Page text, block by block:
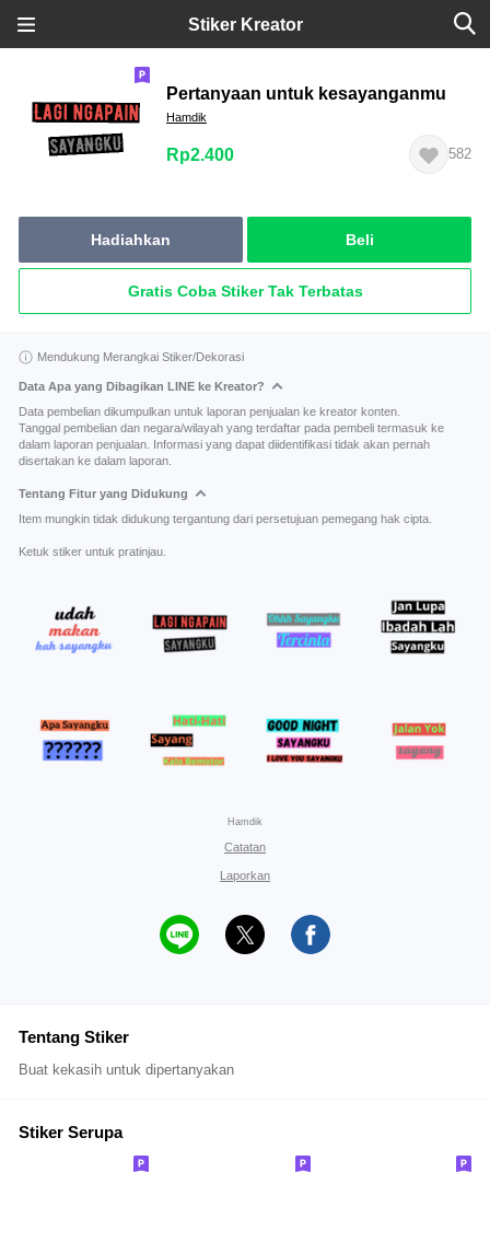
Stiker Kreator
Pertanyaan untuk kesayanganmu
Hamdik
Rp2.400 582
Hadiahkan Beli
Gratis Coba Stiker Tak Terbatas
Mendukung Merangkai Stiker/Dekorasi
Data Apa yang Dibagikan LINE ke Kreator?
Data pembelian dikumpulkan untuk laporan penjualan ke kreator konten.
Tanggal pembelian dan negara/wilayah yang terdaftar pada pembeli termasuk ke
dalam laporan penjualan. Informasi yang dapat diidentifikasi tidak akan pernah
disertakan ke dalam laporan.
Tentang Fitur yang Didukung
Item mungkin tidak didukung tergantung dari persetujuan pemegang hak cipta.
Ketuk stiker untuk pratinjau.
Hamdik
Catatan
Laporkan
Tentang Stiker
Buat kekasih untuk dipertanyakan
Stiker Serupa